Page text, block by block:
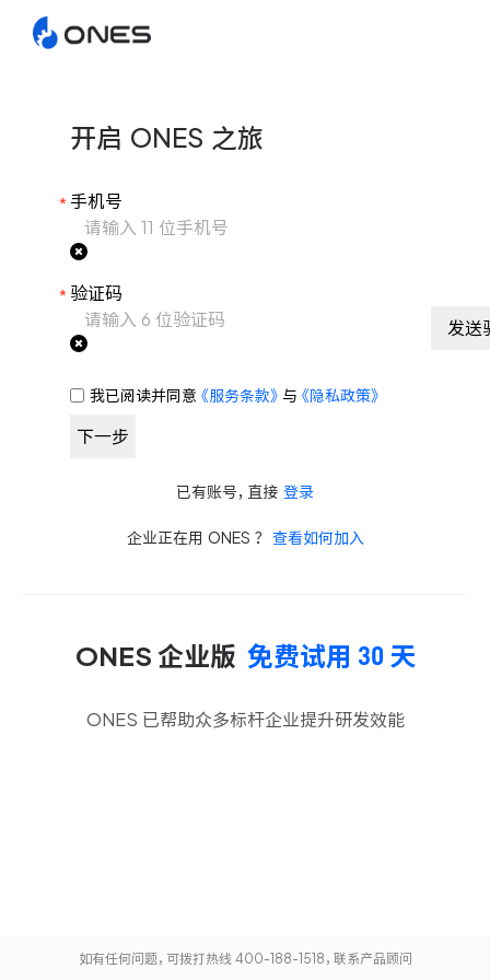
ONES 企业版 免费试用 30 天
ONES 已帮助众多标杆企业提升研发效能
开启 ONES 之旅
* 手机号
* 验证码
发送
我已阅读并同意 《服务条款》 与 《隐私政策》
下一步
已有账号，直接 登录
企业正在用 ONES ？ 查看如何加入
如有任何问题，可拨打热线 400-188-1518，联系产品顾问